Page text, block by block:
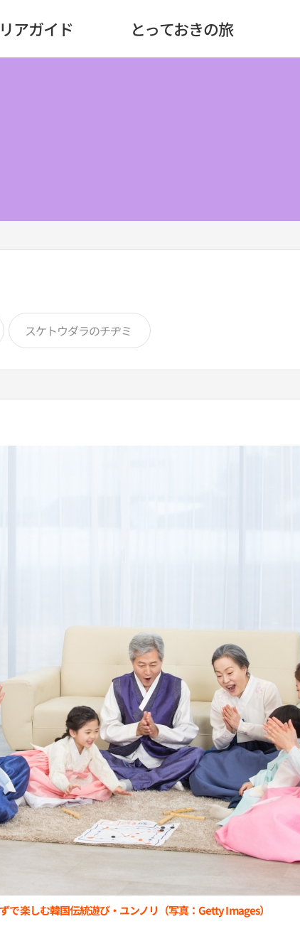
アガイド とっておきの旅
スケトウダラのチヂミ
で楽しむ韓国伝統遊び・ユンノリ（写真：Getty Images）